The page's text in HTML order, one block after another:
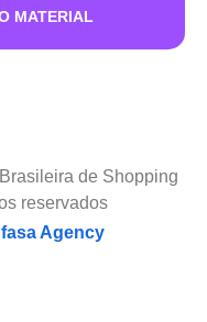
MATERIAL
de Shopping
reservados
Agency